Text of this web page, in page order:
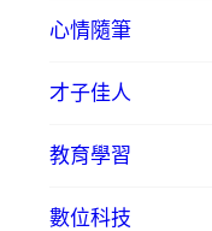
心情隨筆
才子佳人
教育學習
數位科技